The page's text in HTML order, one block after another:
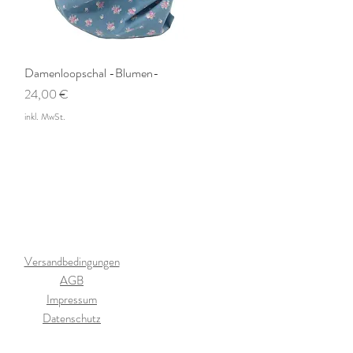
Schnellansicht
Damenloopschal -Blumen-
Preis
24,00 €
inkl. MwSt.
Versandbedingungen
AGB
Impressum
Datenschutz